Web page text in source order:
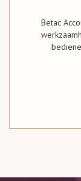
Betac